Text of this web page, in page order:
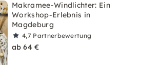
Makramee-Windlichter: Ein
Workshop-Erlebnis in
Magdeburg
4,7 Partnerbewertung
ab 64 €